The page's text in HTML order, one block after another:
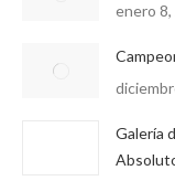
enero
Galería